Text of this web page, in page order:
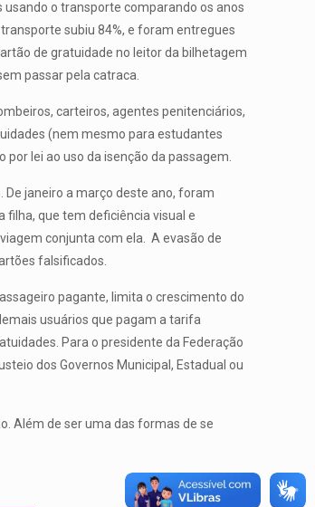
o transporte comparando os anos
subiu 84%, e foram entregues
de gratuidade no leitor da bilhetagem
passar pela catraca.
carteiros, agentes penitenciários,
(nem mesmo para estudantes
lei ao uso da isenção da passagem.
janeiro a março deste ano, foram
filha, que tem deficiência visual e
conjunta com ela. A evasão de
falsificados.
pagante, limita o crescimento do
usuários que pagam a tarifa
Para o presidente da Federação
dos Governos Municipal, Estadual ou
Além de ser uma das formas de se